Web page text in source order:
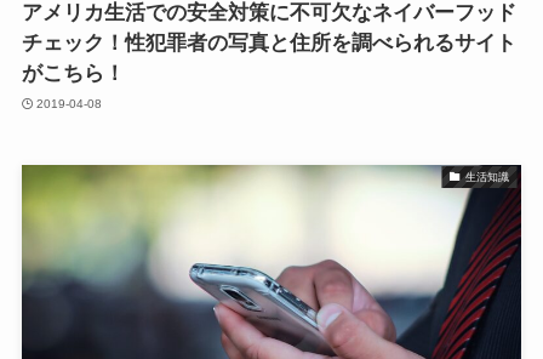
アメリカ生活での安全対策に不可欠なネイバーフッド
チェック！性犯罪者の写真と住所を調べられるサイト
がこちら！
2019-04-08
生活知識